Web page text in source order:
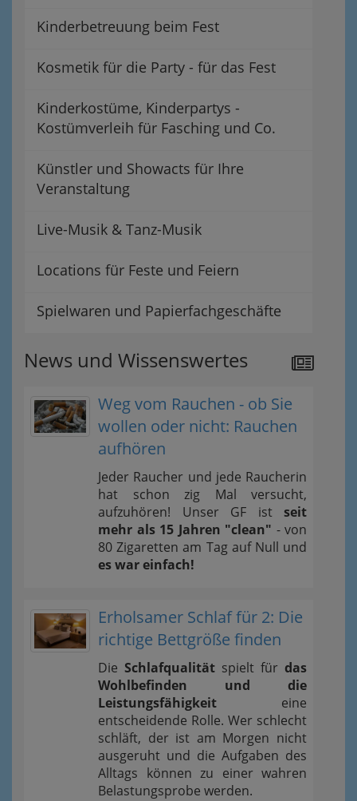
Kinderbetreuung beim Fest
Kosmetik für die Party - für das Fest
Kinderkostüme, Kinderpartys -
Kostümverleih für Fasching und Co.
Künstler und Showacts für Ihre
Veranstaltung
Live-Musik & Tanz-Musik
Locations für Feste und Feiern
Spielwaren und Papierfachgeschäfte
News und Wissenswertes
Weg vom Rauchen - ob Sie
wollen oder nicht: Rauchen
aufhören
Jeder Raucher und jede Raucherin
hat schon zig Mal versucht,
aufzuhören! Unser GF ist seit
mehr als 15 Jahren "clean" - von
80 Zigaretten am Tag auf Null und
es war einfach!
Erholsamer Schlaf für 2: Die
richtige Bettgröße finden
Die Schlafqualität spielt für das
Wohlbefinden und die
Leistungsfähigkeit eine
entscheidende Rolle. Wer schlecht
schläft, der ist am Morgen nicht
ausgeruht und die Aufgaben des
Alltags können zu einer wahren
Belastungsprobe werden.